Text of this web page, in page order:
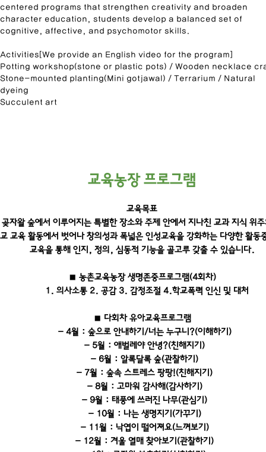
centered programs that strengthen creativity and broaden
character education, students develop a balanced set of
cognitive, affective, and psychomotor skills.
Activities[We provide an English video for the program]
Potting workshop(stone or plastic pots) / Wooden necklace
Stone-mounted planting(Mini gotjawal) / Terrarium / Natural
dyeing
Succulent art
교육농장 프로그램
교육목표
곶자왈 숲에서 이루어지는 특별한 장소와 주제 안에서 지나친 교과 지식 위
교 교육 활동에서 벗어나 창의성과 폭넓은 인성교육을 강화하는 다양한 활동
교육을 통해 인지, 정의, 심동적 기능을 골고루 갖출 수 있습니다.
■ 농촌교육농장 생명존중프로그램(4회차)​
1. 의사소통 2. 공감 3. 감정조절 4.학교폭력 인신 및 대처
■ 다회차 유아교육프로그램
- 4월 : 숲으로 안내하기/너는 누구니?(이해하기)
- 5월 : 애벌레야 안녕?(친해지기)
- 6월 : 알록달록 숲(관찰하기)
- 7월 : 숲속 스트레스 팡팡!(친해지기)
- 8월 : 고마워 감사해(감사하기)
- 9월 : 태풍에 쓰러진 나무(관심기)
- 10월 : 나는 생명지기(가꾸기)
- 11월 : 낙엽이 떨어져요(느껴보기)
- 12월 : 겨울 열매 찾아보기(관찰하기)